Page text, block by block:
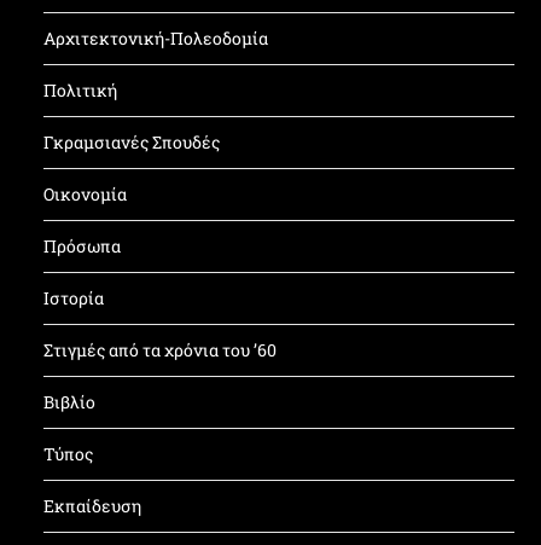
Αρχιτεκτονική-Πολεοδομία
Πολιτική
Γκραμσιανές Σπουδές
Οικονομία
Πρόσωπα
Ιστορία
Στιγμές από τα χρόνια του ’60
Βιβλίο
Τύπος
Εκπαίδευση